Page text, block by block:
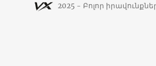
2025 - Բոլոր